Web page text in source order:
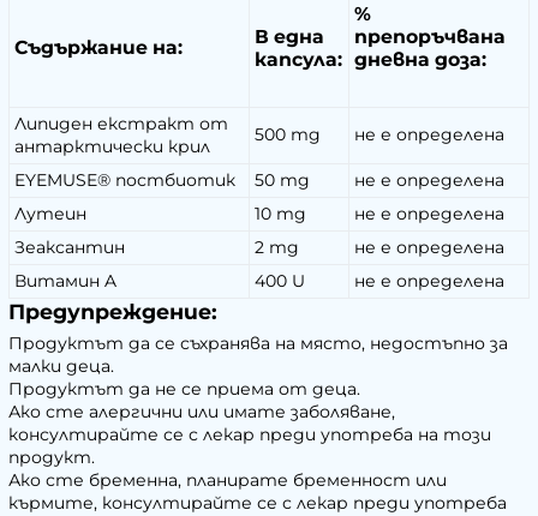
Съдържание на:
В една
капсула:
%
препоръчвана
дневна доза:
Липиден екстракт от
антарктически крил
500 mg не е определена
EYEMUSE® постбиотик 50 mg
не е определена
Лутеин
10 mg
не е определена
Зеаксантин
2 mg
не е определена
Витамин A
400 U не е определена
Предупреждение:
Продуктът да се съхранява на място, недостъпно за
малки деца.
Продуктът да не се приема от деца.
Ако сте алергични или имате заболяване,
консултирайте се с лекар преди употреба на този
продукт.
Ако сте бременна, планирате бременност или
кърмите, консултирайте се с лекар преди употреба